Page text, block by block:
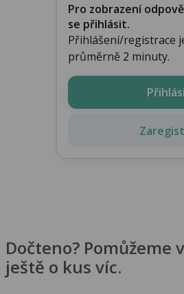
Pro zobrazení
se přihlásit.
Přihlášení/registrace
průměrně 2 minuty.
Dočteno? Pomůžeme
ještě o kus víc.